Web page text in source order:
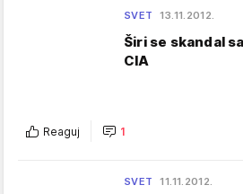
SVET 13.11.2012.
Širi se skandal
CIA
Reaguj 1
SVET 11.11.2012.